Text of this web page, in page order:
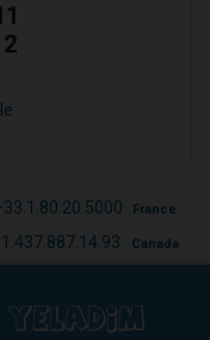
France
Canada